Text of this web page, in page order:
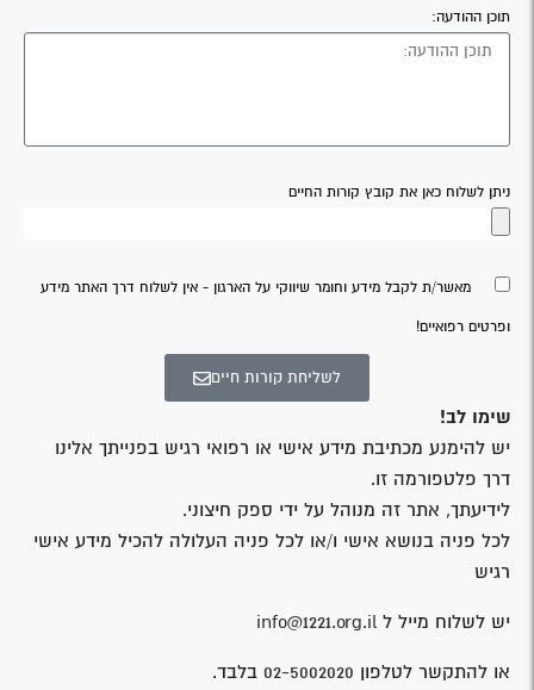
תוכן ההודעה:
ניתן לשלוח כאן את קובץ קורות החיים
מאשר/ת לקבל מידע וחומר שיווקי על הארגון - אין לשלוח דרך האתר מידע
ופרטים רפואיים!
לשליחת קורות חיים
שימו לב!
יש להימנע מכתיבת מידע אישי או רפואי רגיש בפנייתך אלינו
דרך פלטפורמה זו.
לידיעתך, אתר זה מנוהל על ידי ספק חיצוני.
לכל פניה בנושא אישי ו/או לכל פניה העלולה להכיל מידע אישי
רגיש
יש לשלוח מייל ל info@1221.org.il
או להתקשר לטלפון
בלבד.